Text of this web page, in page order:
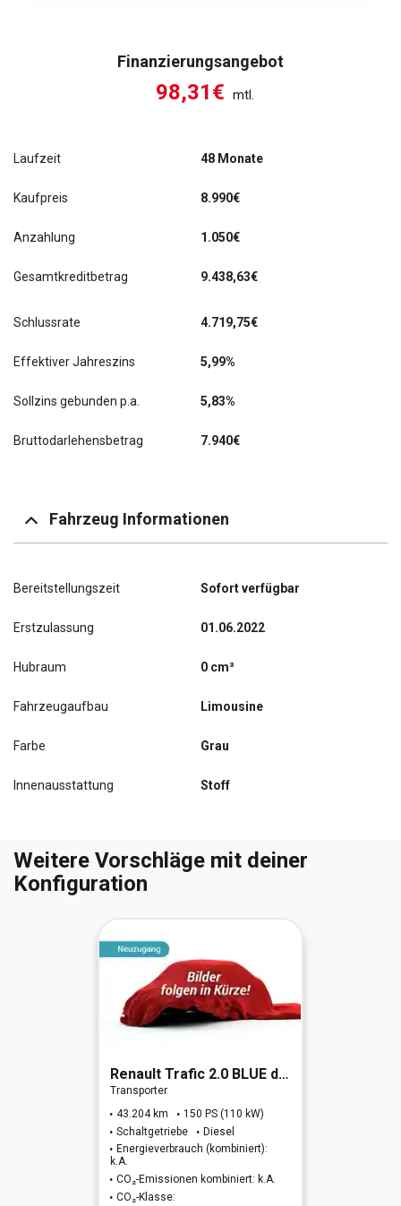
Finanzierungsangebot
98,31€ mtl.
Laufzeit 48 Monate
Kaufpreis 8.990€
Anzahlung 1.050€
Gesamtkreditbetrag 9.438,63€
Schlussrate 4.719,75€
Effektiver Jahreszins 5,99%
Sollzins gebunden p.a. 5,83%
Bruttodarlehensbetrag 7.940€
Fahrzeug Informationen
Bereitstellungszeit Sofort verfügbar
Erstzulassung 01.06.2022
Hubraum 0 cm³
Fahrzeugaufbau Limousine
Farbe Grau
Innenausstattung Stoff
Weitere Vorschläge mit deiner
Konfiguration
Renault Trafic 2.0 BLUE dCi 150 L1H1 3,0t Komfort (EU6d)
Transporter
43.204 km
150 PS (110 kW)
Schaltgetriebe
Diesel
Energieverbrauch (kombiniert):
k.A.
CO₂-Emissionen kombiniert: k.A.
CO₂-Klasse: